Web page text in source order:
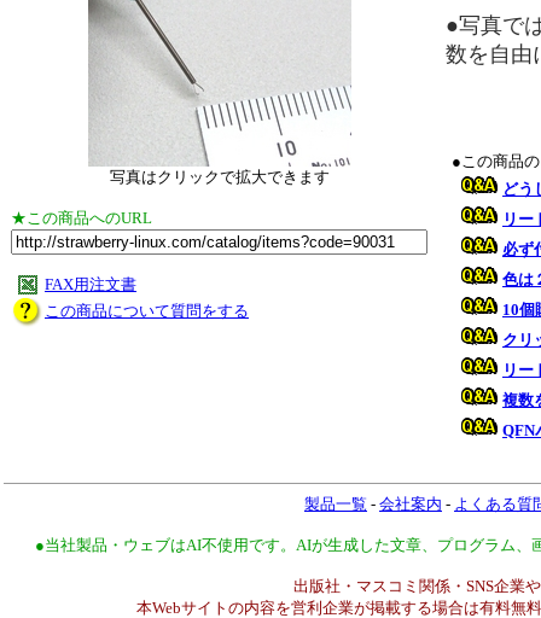
写真はクリックで拡大できます
★この商品へのURL
FAX用注文書
この商品について質問をする
●写真で
数を自由
●この商品
どう
リー
必ず
色は
10個
クリ
リー
複数
QFN
製品一覧 - 会社案内 - よくある質
●当社製品・ウェブはAI不使用です。AIが生成した文章、プログラム
出版社・マスコミ関係・SNS企業
本Webサイトの内容を営利企業が掲載する場合は有料無